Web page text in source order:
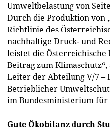
Umweltbelastung von
Durch die Produktion von
Richtlinie des
nachhaltige Druck- und
leistet die Österreichische
Beitrag zum
Leiter der Abteilung V/7
Betrieblicher
im Bundesministerium für
Gute Ökobilanz durch